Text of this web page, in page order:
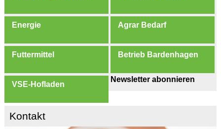
Energie Agrar Bedarf
Futtermittel Betrieb Bardenhagen
VSE-Hofladen
Newsletter abonnieren
Kontakt